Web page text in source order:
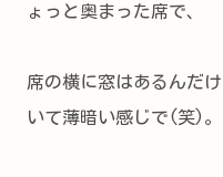
ょっと奥まった席で、
席の横に窓はあるんだ
いて薄暗い感じで(笑)。